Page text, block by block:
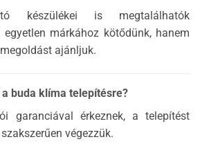
készülékei is megtalálhatók
márkához kötődünk, hanem
ajánljuk.
buda klíma telepítésre?
garanciával érkeznek, a telepítést
végezzük.